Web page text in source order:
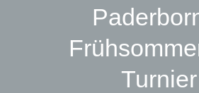
Turnier